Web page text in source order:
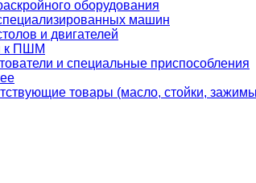
оборудования
машин
и двигателей
к ПШМ
и специальные приспособления
товары (масло, стойки,